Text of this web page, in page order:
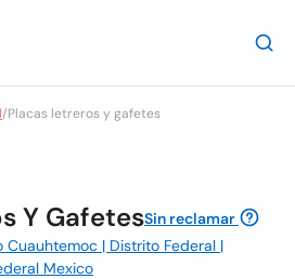
/Placas letreros y gafetes
Y GafetesSin reclamar
Cuauhtemoc | Distrito Federal |
Mexico